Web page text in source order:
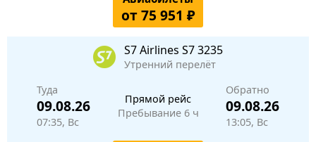
от 75 951 ₽
S7 Airlines S7 3235
Утренний перелёт
Туда
09.08.26
07:35, Вс
Прямой рейс
Пребывание 6 ч
Обратно
09.08.26
13:05, Вс